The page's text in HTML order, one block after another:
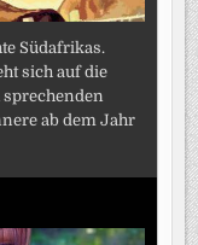
Südafrikas.
sich auf die
ab dem Jahr